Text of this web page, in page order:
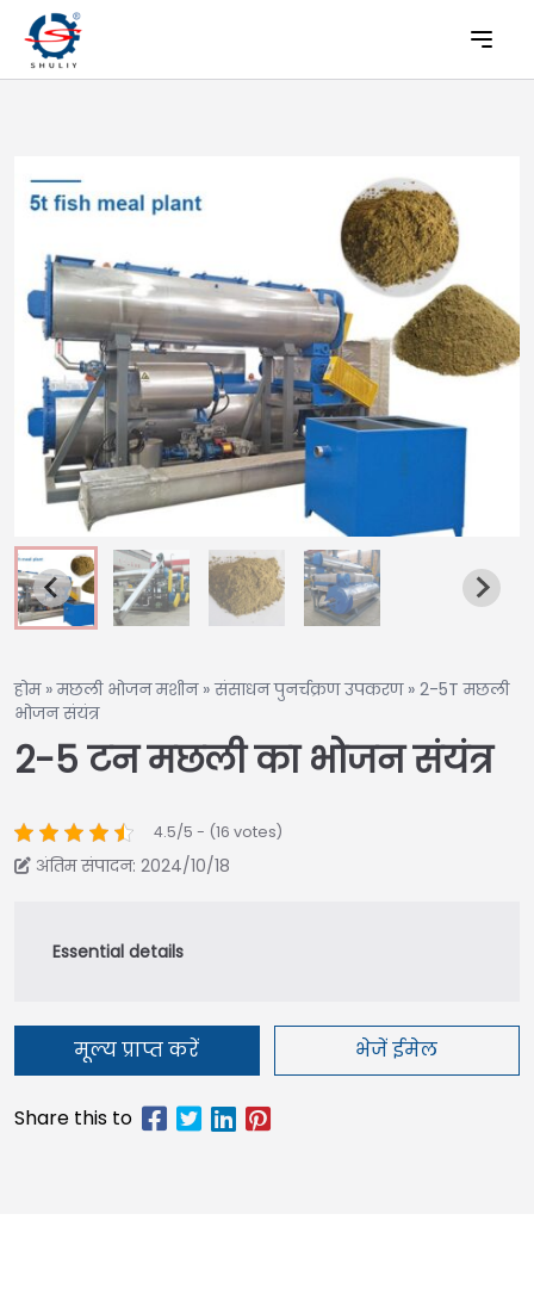
होम»मछली भोजन मशीन»संसाधन पुनर्चक्रण उपकरण» 2-5T मछली
भोजन संयंत्र
2-5 टन मछली का भोजन संयंत्र
4.5/5 - (16 votes)
अंतिम संपादन: 2024/10/18
मूल्य प्राप्त करें भेजें ईमेल